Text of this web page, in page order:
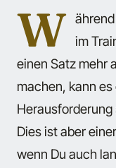
W im
einen Satz mehr
machen, kann
Dies ist aber
wenn Du auch